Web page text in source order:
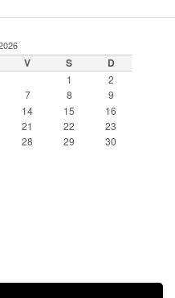
V S D
1 2
7 8
9
14 15
16
21 22
23
28 29
30